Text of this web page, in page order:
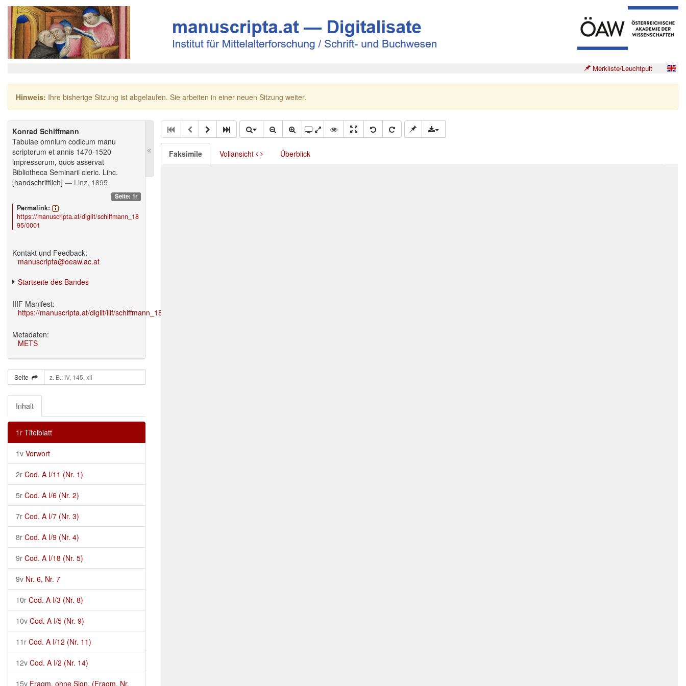
Merkliste/Leuchtpult
Hinweis: Ihre bisherige Sitzung ist abgelaufen. Sie arbeiten in einer neuen Sitzung weiter.
Konrad Schiffmann
Tabulae omnium codicum manu
scriptorum et annis 1470-1520
impressorum, quos asservat
Bibliotheca Seminarii cleric. Linc.
[handschriftlich] — Linz, 1895
Seite: 1r
Permalink:
https://manuscripta.at/diglit/schiffmann_18
95/0001
Kontakt und Feedback:
manuscripta@oeaw.ac.at
Startseite des Bandes
IIIF Manifest:
https://manuscripta.at/diglit/iiif/schiffmann_1895/manifest.json
Metadaten:
METS
Seite
Inhalt
1r Titelblatt
1v Vorwort
2r Cod. A I/11 (Nr. 1)
5r Cod. A I/6 (Nr. 2)
7r Cod. A I/7 (Nr. 3)
8r Cod. A I/9 (Nr. 4)
9r Cod. A I/18 (Nr. 5)
9v Nr. 6, Nr. 7
10r Cod. A I/3 (Nr. 8)
10v Cod. A I/5 (Nr. 9)
11r Cod. A I/12 (Nr. 11)
12v Cod. A I/2 (Nr. 14)
15v Fragm. ohne Sign. (Fragm. Nr.
Faksimile Vollansicht Überblick